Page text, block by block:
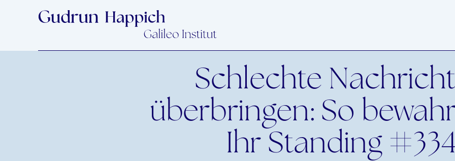
Schlechte
überbringen: So
Ihr Standing #334